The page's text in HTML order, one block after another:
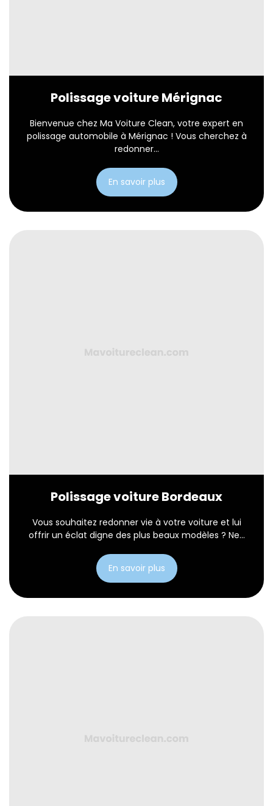
Polissage voiture Mérignac
Bienvenue chez Ma Voiture Clean, votre expert en
polissage automobile à Mérignac ! Vous cherchez à
redonner...
En savoir plus
Polissage voiture Bordeaux
Vous souhaitez redonner vie à votre voiture et lui
offrir un éclat digne des plus beaux modèles ? Ne...
En savoir plus